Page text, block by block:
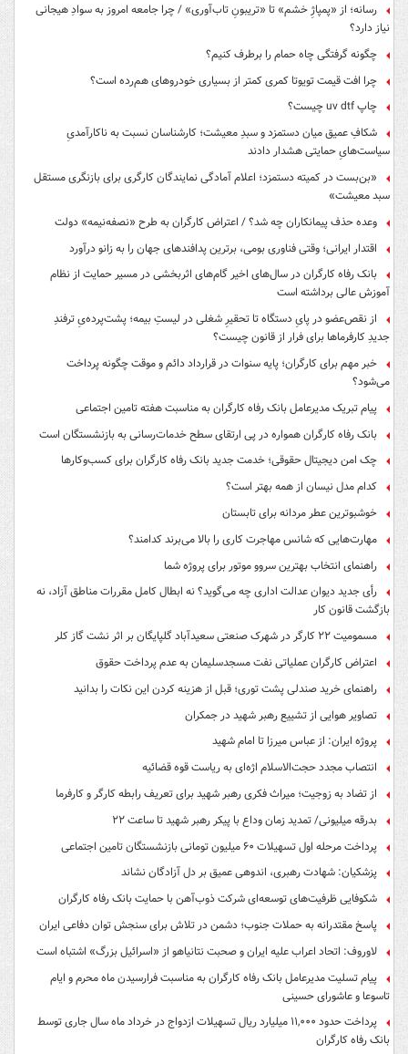
رسانه؛ از «پمپاژِ خشم» تا «تریبونِ تاب‌آوری» / چرا جامعه امروز به سوادِ هیجانی
نیاز دارد؟
چگونه گرفتگی چاه حمام را برطرف کنیم؟
چرا افت قیمت تویوتا کمری کمتر از بسیاری خودروهای هم‌رده است؟
چاپ uv dtf چیست؟
شکافِ عمیق میان دستمزد و سبدِ معیشت؛ کارشناسان نسبت به ناکارآمدیِ
سیاست‌هایِ حمایتی هشدار دادند
«بن‌بست در کمیته دستمزد؛ اعلام آمادگی نمایندگان کارگری برای بازنگری مستقل
سبد معیشت»
وعده حذف پیمانکاران چه شد؟ / اعتراض کارگران به طرح «نصفه‌نیمه» دولت
اقتدار ایرانی؛ وقتی فناوری بومی، برترین پدافندهای جهان را به زانو درآورد
بانک رفاه کارگران در سال‌های اخیر گام‌های اثربخشی در مسیر حمایت از نظام
آموزش عالی برداشته است
از نقص‌عضو در پایِ دستگاه تا تحقیرِ شغلی در لیستِ بیمه؛ پشت‌پرده‌یِ ترفندِ
جدیدِ کارفرماها برای فرار از قانون چیست؟
خبر مهم برای کارگران؛ پایه سنوات در قرارداد دائم و موقت چگونه پرداخت
می‌شود؟
پیام تبریک مدیرعامل بانک رفاه کارگران به مناسبت هفته تامین اجتماعی
بانک رفاه کارگران همواره در پی ارتقای سطح خدمات‌رسانی به بازنشستگان است
چک امن دیجیتال حقوقی؛ خدمت جدید بانک رفاه کارگران برای کسب‌وکارها
کدام مدل نیسان از همه بهتر است؟
خوشبوترین عطر مردانه برای تابستان
مهارت‌هایی که شانس مهاجرت کاری را بالا می‌برند کدامند؟
راهنمای انتخاب بهترین سروو موتور برای پروژه شما
رأی جدید دیوان عدالت اداری چه می‌گوید؟ نه ابطال کامل مقررات مناطق آزاد، نه
بازگشت قانون کار
مسمومیت ۲۲ کارگر در شهرک صنعتی سعیدآباد گلپایگان بر اثر نشت گاز کلر
اعتراض کارگران عملیاتی نفت مسجدسلیمان به عدم پرداخت حقوق
راهنمای خرید صندلی پشت توری؛ قبل از هزینه کردن این نکات را بدانید
تصاویر هوایی از تشییع رهبر شهید در جمکران
پروژه ایران: از عباس میرزا تا امام شهید
انتصاب مجدد حجت‌الاسلام اژه‌ای به ریاست قوه‌ قضائیه
از تضاد به زوجیت؛ میراث فکری رهبر شهید برای تعریف رابطه کارگر و کارفرما
بدرقه میلیونی/ تمدید زمان وداع با پیکر رهبر شهید تا ساعت ۲۲
پرداخت مرحله اول تسهیلات ۶۰ میلیون تومانی بازنشستگان تامین اجتماعی
پزشکیان: شهادت رهبری، اندوهی عمیق بر دل آزادگان نشاند
شکوفایی ظرفیت‌های توسعه‌ای شرکت ذوب‌آهن با حمایت‌ بانک رفاه کارگران
پاسخ مقتدرانه به حملات جنوب؛ دشمن در تلاش برای سنجش توان دفاعی ایران
لاوروف: اتحاد اعراب علیه ایران و صحبت نتانیاهو از «اسرائیل بزرگ» اشتباه است
پیام تسلیت مدیرعامل بانک رفاه کارگران به مناسبت فرارسیدن ماه محرم و ایام
تاسوعا و عاشورای حسینی
پرداخت حدود ۱۱,۰۰۰ میلیارد ریال تسهیلات ازدواج در خرداد ماه سال جاری توسط
بانک رفاه کارگران